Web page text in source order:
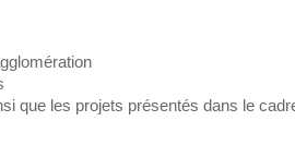
que les projets présentés dans le